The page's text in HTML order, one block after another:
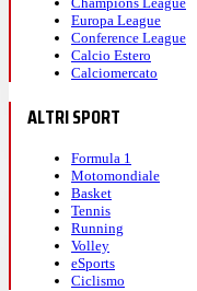
Europa League
Conference League
Calcio Estero
Calciomercato
ALTRI SPORT
Formula 1
Motomondiale
Basket
Tennis
Running
Volley
eSports
Ciclismo